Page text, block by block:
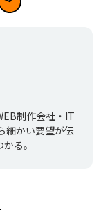
制作会社・IT
細かい要望が伝
る。